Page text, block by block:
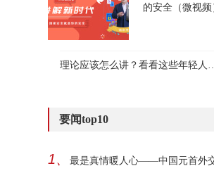
的安全（微视频
理论应该怎么讲？看看这些年轻
要闻top10
1、 最是真情暖人心——中国元首外